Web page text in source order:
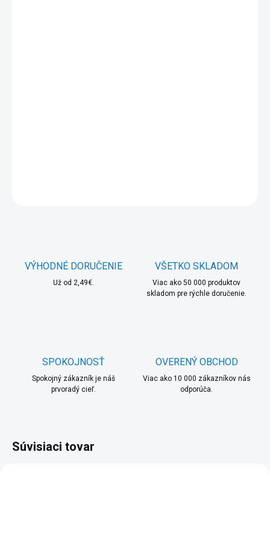
VÝHODNÉ DORUČENIE
Už od 2,49€.
VŠETKO SKLADOM
Viac ako 50 000 produktov
skladom pre rýchle doručenie.
SPOKOJNOSŤ
Spokojný zákazník je náš
prvoradý cieľ.
OVERENÝ OBCHOD
Viac ako 10 000 zákazníkov nás
odporúča.
Súvisiaci tovar